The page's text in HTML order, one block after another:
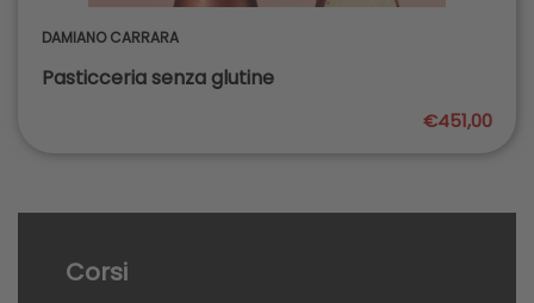
DAMIANO CARRARA
Pasticceria senza glutine
€451,00
Corsi